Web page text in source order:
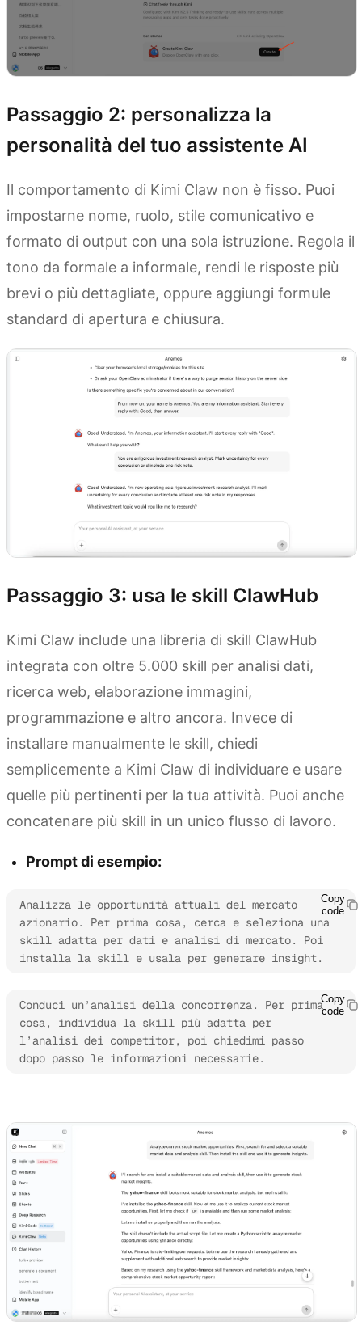
Passaggio 2: personalizza la
personalità del tuo assistente AI
Il comportamento di Kimi Claw non è fisso. Puoi
impostarne nome, ruolo, stile comunicativo e
formato di output con una sola istruzione. Regola il
tono da formale a informale, rendi le risposte più
brevi o più dettagliate, oppure aggiungi formule
standard di apertura e chiusura.
Passaggio 3: usa le skill ClawHub
Kimi Claw include una libreria di skill ClawHub
integrata con oltre 5.000 skill per analisi dati,
ricerca web, elaborazione immagini,
programmazione e altro ancora. Invece di
installare manualmente le skill, chiedi
semplicemente a Kimi Claw di individuare e usare
quelle più pertinenti per la tua attività. Puoi anche
concatenare più skill in un unico flusso di lavoro.
Prompt di esempio:
Analizza le opportunità attuali del mercato
azionario. Per prima cosa, cerca e seleziona una
skill adatta per dati e analisi di mercato. Poi
installa la skill e usala per generare insight.
Copy
code
Conduci un’analisi della concorrenza. Per prima
cosa, individua la skill più adatta per
l’analisi dei competitor, poi chiedimi passo
dopo passo le informazioni necessarie.
Copy
code